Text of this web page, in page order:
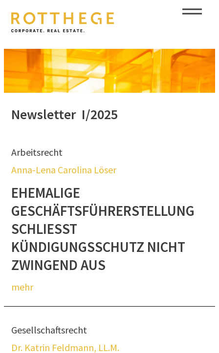
Newsletter I/2025
Arbeitsrecht
Anna-Lena Carolina Löser
EHEMALIGE
GESCHÄFTSFÜHRERSTELLUNG
SCHLIESST K
ÜNDIGUNGSSCHUTZ NICHT Z
WINGEND AUS
mehr
Gesellschaftsrecht
Dr. Katrin Feldmann, LL.M.